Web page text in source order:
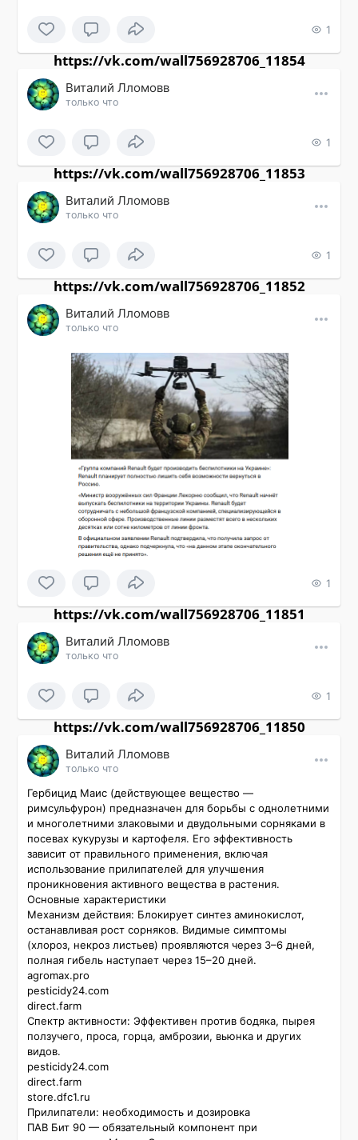
1
https://vk.com/wall756928706_11854
Виталий Лломовв
только что
1
https://vk.com/wall756928706_11853
Виталий Лломовв
только что
1
https://vk.com/wall756928706_11852
Виталий Лломовв
только что
1
https://vk.com/wall756928706_11851
Виталий Лломовв
только что
1
https://vk.com/wall756928706_11850
Виталий Лломовв
только что
Гербицид Маис (действующее вещество —
римсульфурон) предназначен для борьбы с однолетними
и многолетними злаковыми и двудольными сорняками в
посевах кукурузы и картофеля. Его эффективность
зависит от правильного применения, включая
использование прилипателей для улучшения
проникновения активного вещества в растения.
Основные характеристики
Механизм действия: Блокирует синтез аминокислот,
останавливая рост сорняков. Видимые симптомы
(хлороз, некроз листьев) проявляются через 3–6 дней,
полная гибель наступает через 15–20 дней.
agromax.pro
pesticidy24.com
direct.farm
Спектр активности: Эффективен против бодяка, пырея
ползучего, проса, горца, амброзии, вьюнка и других
видов.
pesticidy24.com
direct.farm
store.dfc1.ru
Прилипатели: необходимость и дозировка
ПАВ Бит 90 — обязательный компонент при